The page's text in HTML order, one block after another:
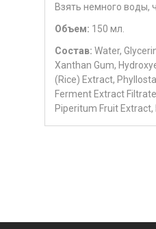
Взять немного воды,
Объем: 150 мл.
Состав: Water,
Xanthan Gum,
(Rice) Extract,
Ferment Extract
Piperitum Fruit